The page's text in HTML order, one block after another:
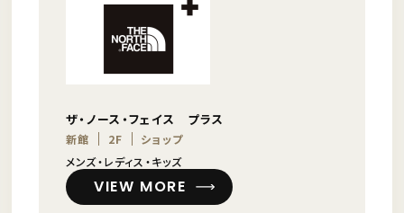
ザ・ノース・フェイス プラス
新館 2F
ショップ
メンズ・レディス・キッズ
VIEW MORE